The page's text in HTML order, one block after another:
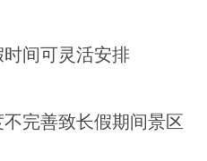
间可灵活安排
完善致长假期间景区